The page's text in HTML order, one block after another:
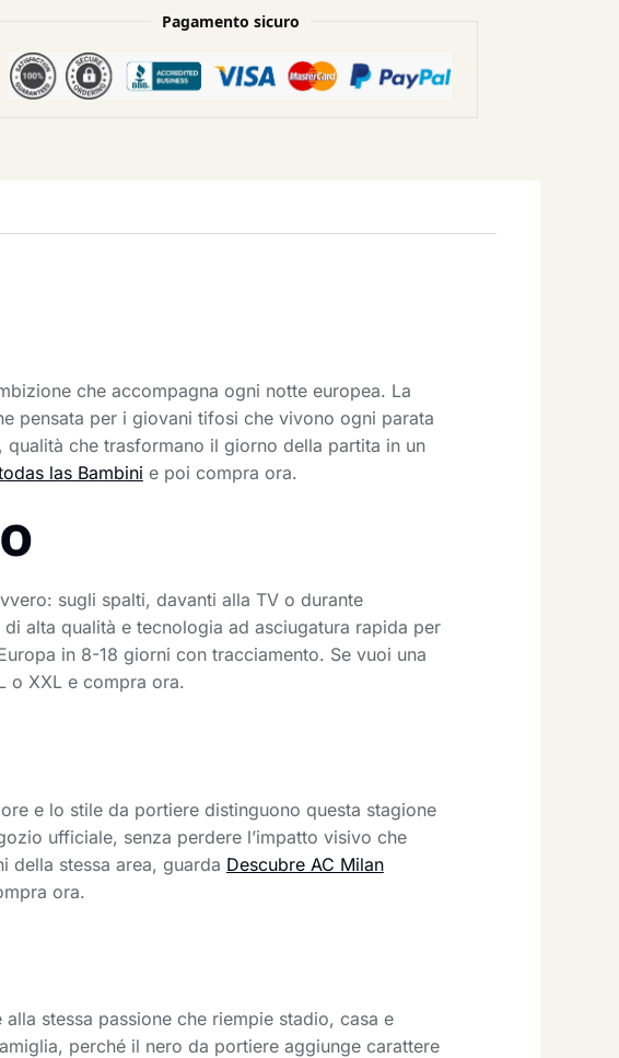
Pagamento sicuro
che accompagna ogni notte europea. La
pensata per i giovani tifosi che vivono ogni parata
che trasformano il giorno della partita in un
las Bambini e poi compra ora.
sugli spalti, davanti alla TV o durante
alta qualità e tecnologia ad asciugatura rapida per
in 8-18 giorni con tracciamento. Se vuoi una
o XXL e compra ora.
e lo stile da portiere distinguono questa stagione
ufficiale, senza perdere l’impatto visivo che
della stessa area, guarda Descubre AC Milan
ora.
stessa passione che riempie stadio, casa e
perché il nero da portiere aggiunge carattere